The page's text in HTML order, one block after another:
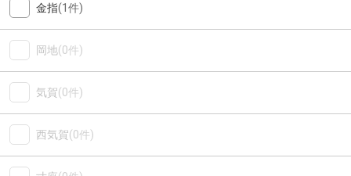
金指(1件)
岡地(0件)
気賀(0件)
西気賀(0件)